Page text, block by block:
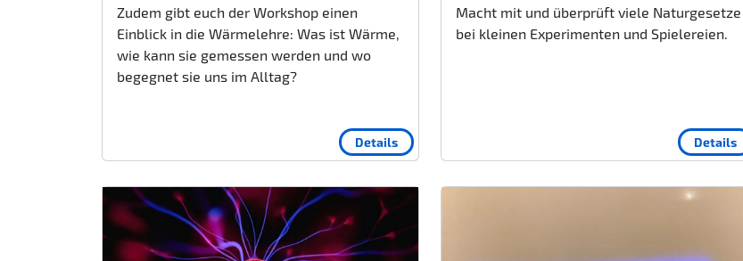
Zudem gibt euch der Workshop einen
Einblick in die Wärmelehre: Was ist Wärme,
wie kann sie gemessen werden und wo
begegnet sie uns im Alltag?
Details
Macht mit und überprüft viele Naturgesetze
bei kleinen Experimenten und Spielereien.
Details